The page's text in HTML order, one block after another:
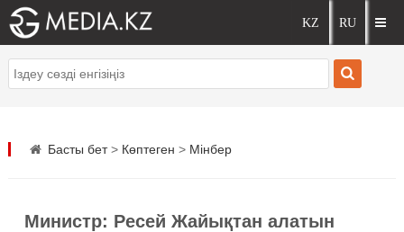
Басты бет> Көптеген > Мінбер
Министр: Ресей Жайықтан алатын